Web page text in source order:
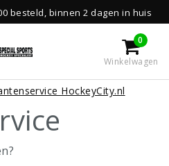
binnen 2 dagen in huis
0
Winkelwagen
HockeyCity.nl